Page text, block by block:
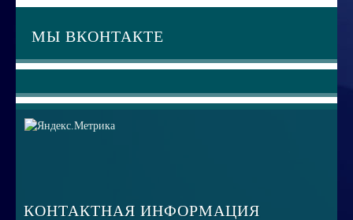
МЫ ВКОНТАКТЕ
КОНТАКТНАЯ ИНФОРМАЦИЯ